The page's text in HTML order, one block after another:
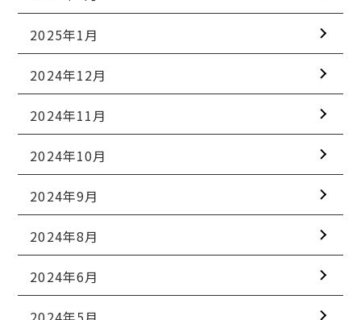
2025年1月
2024年12月
2024年11月
2024年10月
2024年9月
2024年8月
2024年6月